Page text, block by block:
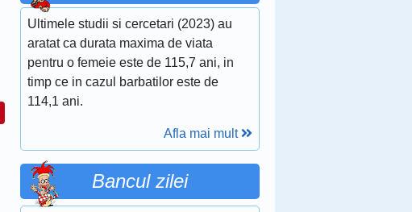
Ultimele studii si cercetari (2023) au
aratat ca durata maxima de viata
pentru o femeie este de 115,7 ani, in
timp ce in cazul barbatilor este de
114,1 ani.
Afla mai mult
Bancul zilei